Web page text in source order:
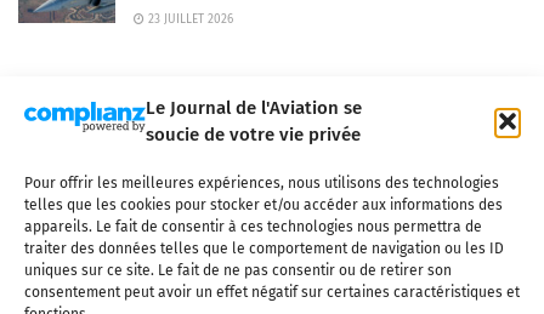
Le Journal de l'Aviation se
soucie de votre vie privée
Pour offrir les meilleures expériences, nous utilisons des technologies
telles que les cookies pour stocker et/ou accéder aux informations des
appareils. Le fait de consentir à ces technologies nous permettra de
traiter des données telles que le comportement de navigation ou les ID
uniques sur ce site. Le fait de ne pas consentir ou de retirer son
consentement peut avoir un effet négatif sur certaines caractéristiques et
23 JUILLET 2026
Qui sommes-nous ? Nous contacter
Partenaires
Mentions légales
CGV Politique de confidentialité Cookies